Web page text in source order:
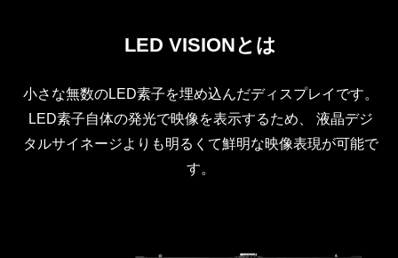
LED VISIONとは
小さな無数のLED素子を埋め込んだディスプレイです。
LED素子自体の発光で映像を表示するため、
液晶デジ
タルサイネージよりも明るくて鮮明な映像表現が可能で
す。